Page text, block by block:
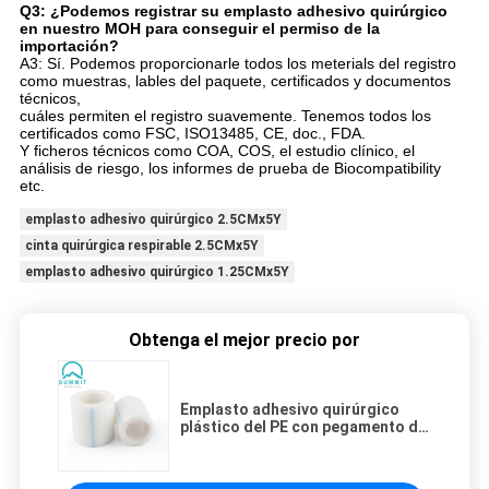
Q3: ¿Podemos registrar su emplasto adhesivo quirúrgico
en nuestro MOH para conseguir el permiso de la
importación?
A3: Sí. Podemos proporcionarle todos los meterials del registro
como muestras, lables del paquete, certificados y documentos
técnicos,
cuáles permiten el registro suavemente. Tenemos todos los
certificados como FSC, ISO13485, CE, doc., FDA.
Y ficheros técnicos como COA, COS, el estudio clínico, el
análisis de riesgo, los informes de prueba de Biocompatibility
etc.
emplasto adhesivo quirúrgico 2.5CMx5Y
cinta quirúrgica respirable 2.5CMx5Y
emplasto adhesivo quirúrgico 1.25CMx5Y
Obtenga el mejor precio por
Emplasto adhesivo quirúrgico
plástico del PE con pegamento de